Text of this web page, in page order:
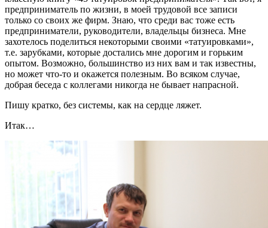
предприниматель по жизни, в моей трудовой все записи
только со своих же фирм. Знаю, что среди вас тоже есть
предприниматели, руководители, владельцы бизнеса. Мне
захотелось поделиться некоторыми своими «татуировками»,
т.е. зарубками, которые достались мне дорогим и горьким
опытом. Возможно, большинство из них вам и так известны,
но может что-то и окажется полезным. Во всяком случае,
добрая беседа с коллегами никогда не бывает напрасной.
Пишу кратко, без системы, как на сердце ляжет.
Итак…